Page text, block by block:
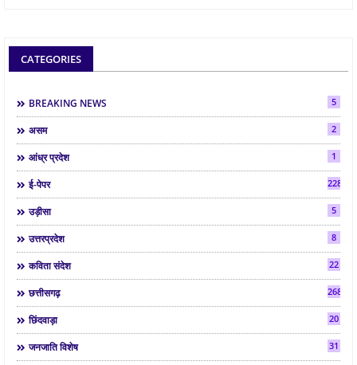
CATEGORIES
BREAKING NEWS 5
असम 2
आंध्र प्रदेश 1
ई-पेपर 2286
उड़ीसा 5
उत्तरप्रदेश 8
कविता संदेश 22
छत्तीसगढ़ 268
छिंदवाड़ा 20
जनजाति विशेष 31